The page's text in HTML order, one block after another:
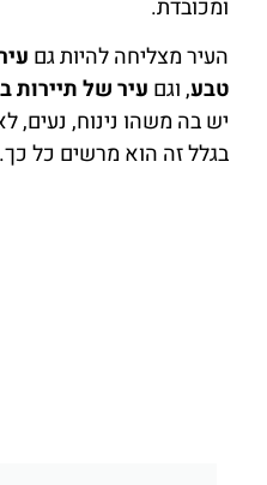
ומכובדת.
העיר מצליחה להיות גם
טבע, וגם עיר של תיירות
יש בה משהו נינוח, נעים,
בגלל זה הוא מרשים כל כך.